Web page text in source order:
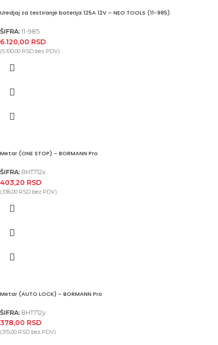
Uredjaj za testiranje baterija 125A 12V – NEO TOOLS (11-985)
ŠIFRA: 11-985
6.120,00 RSD
(5.100,00 RSD bez PDV)
Metar (ONE STOP) – BORMANN Pro
ŠIFRA: BHT712x
403,20 RSD
(336,00 RSD bez PDV)
Metar (AUTO LOCK) – BORMANN Pro
ŠIFRA: BHT712y
378,00 RSD
(315,00 RSD bez PDV)